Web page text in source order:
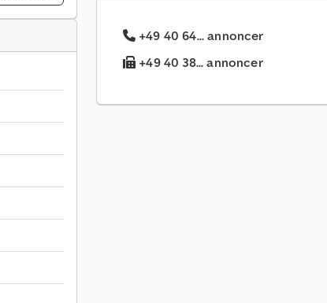
+49 40 64... annoncer
+49 40 38... annoncer